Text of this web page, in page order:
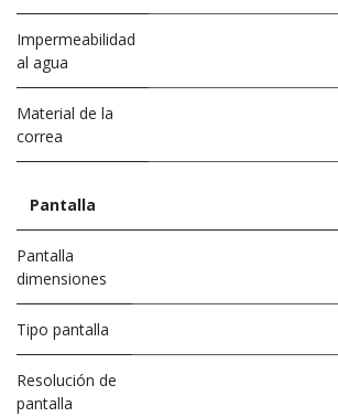
Impermeabilidad
al agua
Material de la
correa
Pantalla
Pantalla
dimensiones
Tipo pantalla
Resolución de
pantalla